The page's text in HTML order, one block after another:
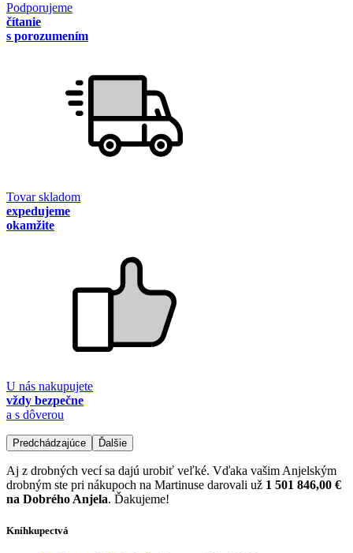
Podporujeme
čítanie
s porozumením
Tovar skladom
expedujeme
okamžite
U nás nakupujete
vždy bezpečne
a s dôverou
Predchádzajúce Ďalšie
Aj z drobných vecí sa dajú urobiť veľké. Vďaka vašim Anjelským
drobným ste pri nákupoch na Martinuse darovali už 1 501 846,00 €
na Dobrého Anjela. Ďakujeme!
Kníhkupectvá